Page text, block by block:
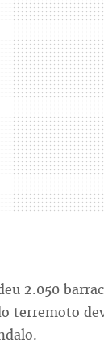
2.050
terremoto